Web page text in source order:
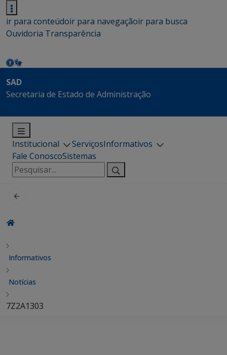
ir para conteúdoir para navegaçãoir para busca
Ouvidoria Transparência
SAD
Secretaria de Estado de Administração
Institucional ServiçosInformativos
Fale ConoscoSistemas
Pesquisar
por:
Informativos
Notícias
7Z2A1303